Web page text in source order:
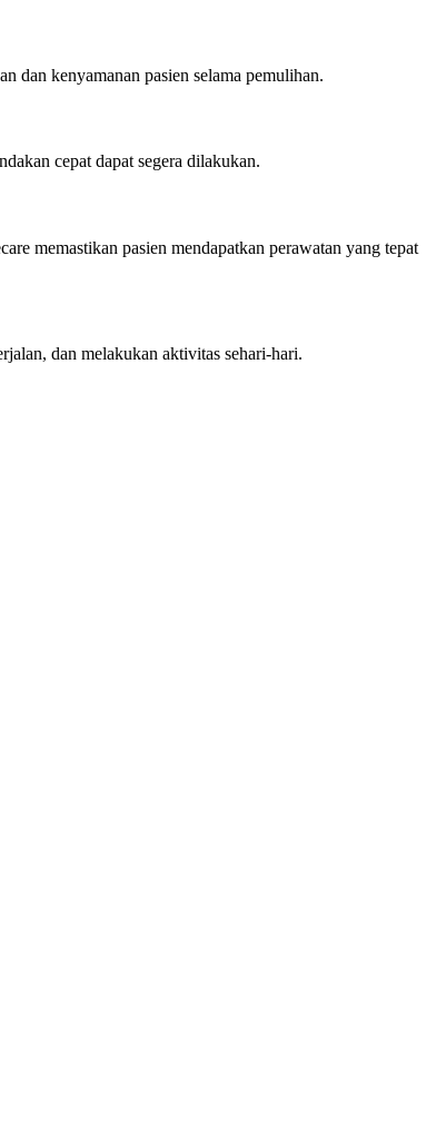
dan kenyamanan pasien selama pemulihan.
cepat dapat segera dilakukan.
memastikan pasien mendapatkan perawatan yang tepat
dan melakukan aktivitas sehari-hari.